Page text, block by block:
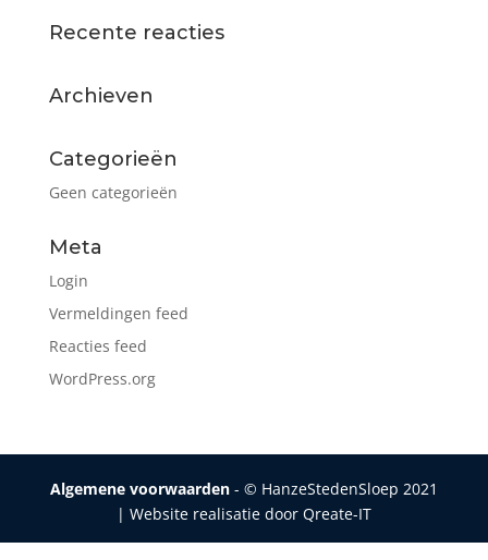
Recente reacties
Archieven
Categorieën
Geen categorieën
Meta
Login
Vermeldingen feed
Reacties feed
WordPress.org
Algemene voorwaarden- © HanzeStedenSloep 2021
| Website realisatie door Qreate-IT